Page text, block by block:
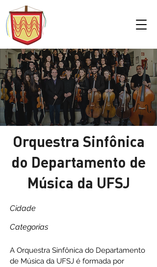
Orquestra Sinfônica
do Departamento de
Música da UFSJ
Cidade
Categorias
A Orquestra Sinfônica do Departamento
de Música da UFSJ é formada por